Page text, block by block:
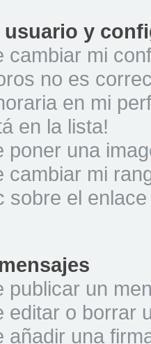
usuario y
cambiar mi
no es
en mi
en la lista!
poner una
cambiar mi
sobre el
publicar un
editar o borrar
añadir una